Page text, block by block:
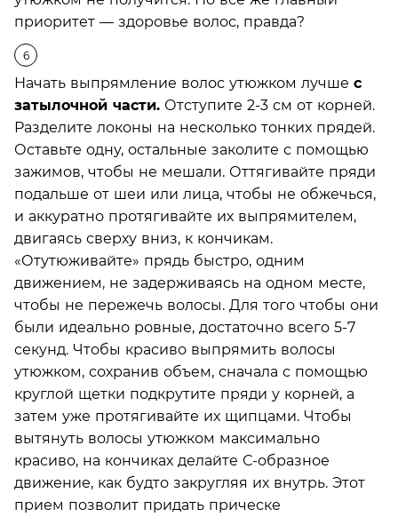
приоритет — здоровье волос, правда?
Начать выпрямление волос утюжком лучше с
затылочной части. Отступите 2-3 см от корней.
Разделите локоны на несколько тонких прядей.
Оставьте одну, остальные заколите с помощью
зажимов, чтобы не мешали. Оттягивайте пряди
подальше от шеи или лица, чтобы не обжечься,
и аккуратно протягивайте их выпрямителем,
двигаясь сверху вниз, к кончикам.
«Отутюживайте» прядь быстро, одним
движением, не задерживаясь на одном месте,
чтобы не пережечь волосы. Для того чтобы они
были идеально ровные, достаточно всего 5-7
секунд. Чтобы красиво выпрямить волосы
утюжком, сохранив объем, сначала с помощью
круглой щетки подкрутите пряди у корней, а
затем уже протягивайте их щипцами. Чтобы
вытянуть волосы утюжком максимально
красиво, на кончиках делайте С-образное
движение, как будто закругляя их внутрь. Этот
прием позволит придать прическе